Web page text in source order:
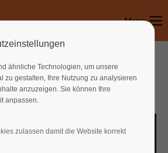
Menu
lässt sich nicht streiten
ähnliche Technologien, um unsere
zu gestalten, Ihre Nutzung zu analysieren
anzuzeigen. Sie können Ihre
anpassen.
zulassen damit die Website korrekt